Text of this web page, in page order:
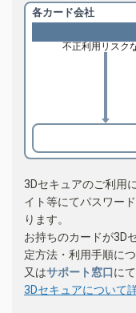
各カード会社
不正利用リスク
3Dセキュアのご利用
イト等にてパスワー
ります。
お持ちのカードが3D
定方法・利用手順に
又はサポート窓口に
3Dセキュアについて